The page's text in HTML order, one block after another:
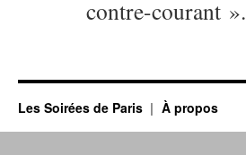
contre-courant ».
Les Soirées de Paris À propos